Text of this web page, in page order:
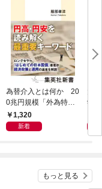
為替介入とは何か 20
0兆円規模「外為特
会」が生まれた謎
1,320
新着
学
もっと見る